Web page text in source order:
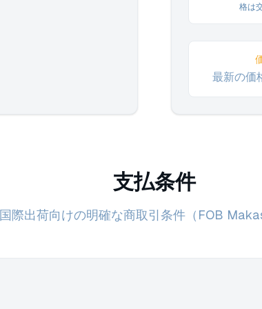
格は
最新の価
支払条件
国際出荷向けの明確な商取引条件（FOB